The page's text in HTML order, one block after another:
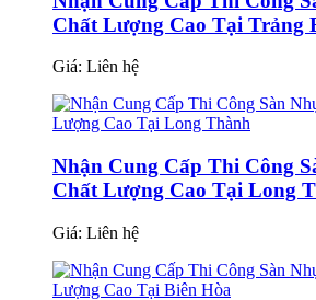
Chất Lượng Cao Tại Trảng
Giá: Liên hệ
Nhận Cung Cấp Thi Công
Chất Lượng Cao Tại Long
Giá: Liên hệ